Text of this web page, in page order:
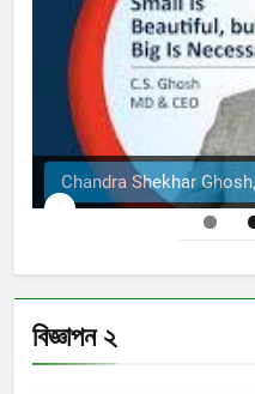
Chandra Shekhar Ghosh,
বিজ্ঞাপন ২